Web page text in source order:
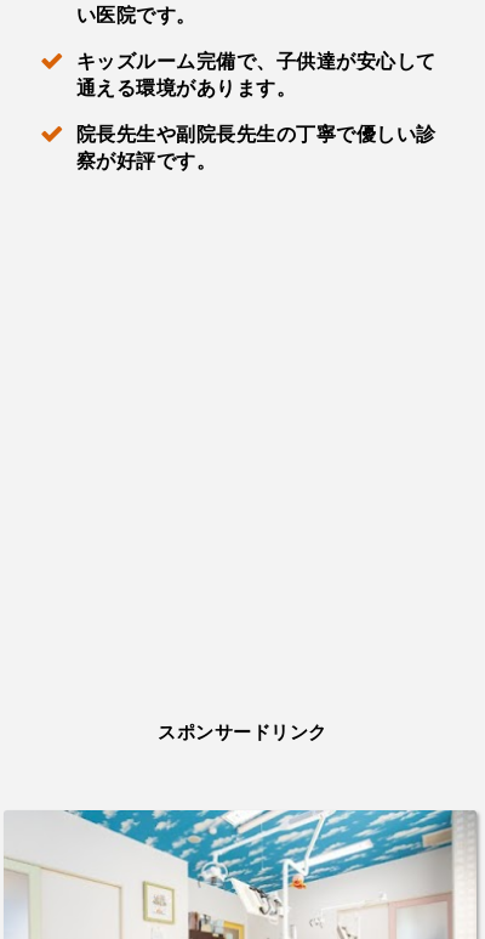
い医院です。
キッズルーム完備で、子供達が安心して
通える環境があります。
院長先生や副院長先生の丁寧で優しい診
察が好評です。
スポンサードリンク